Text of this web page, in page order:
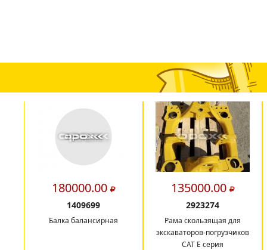
180000.00
1409699
Балка балансирная
135000.00
2923274
Рама скользящая для
экскаваторов-погрузчиков
CAT E серия